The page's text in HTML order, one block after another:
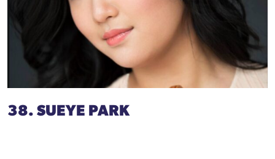
38. SUEYE PARK